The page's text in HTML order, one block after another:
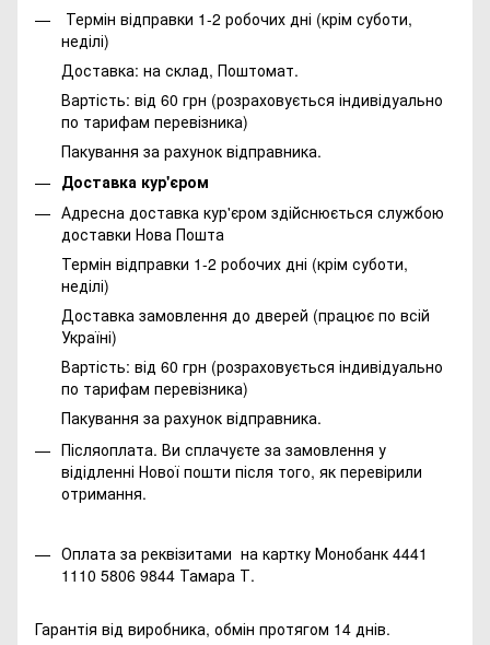
Термін відправки 1-2 робочих дні (крім суботи,
неділі)
Доставка: на склад, Поштомат.
Вартість: від 60 грн (розраховується індивідуально
по тарифам перевізника)
Пакування за рахунок відправника.
Доставка кур'єром
Адресна доставка кур'єром здійснюється службою
доставки Нова Пошта
Термін відправки 1-2 робочих дні (крім суботи,
неділі)
Доставка замовлення до дверей (працює по всій
Україні)
Вартість: від 60 грн (розраховується індивідуально
по тарифам перевізника)
Пакування за рахунок відправника.
Післяоплата. Ви сплачуєте за замовлення у
відідленні Нової пошти після того, як перевірили
отримання.
Оплата за реквізитами на картку Монобанк 4441
1110 5806 9844 Тамара Т.
Гарантія від виробника, обмін протягом 14 днів.